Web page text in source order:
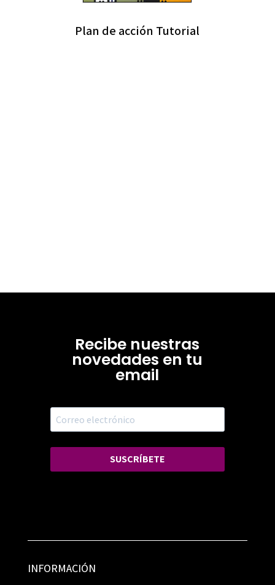
Plan de acción Tutorial
Recibe nuestras
novedades en tu
email
SUSCRÍBETE
INFORMACIÓN